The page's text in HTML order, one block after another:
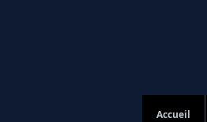
Accueil